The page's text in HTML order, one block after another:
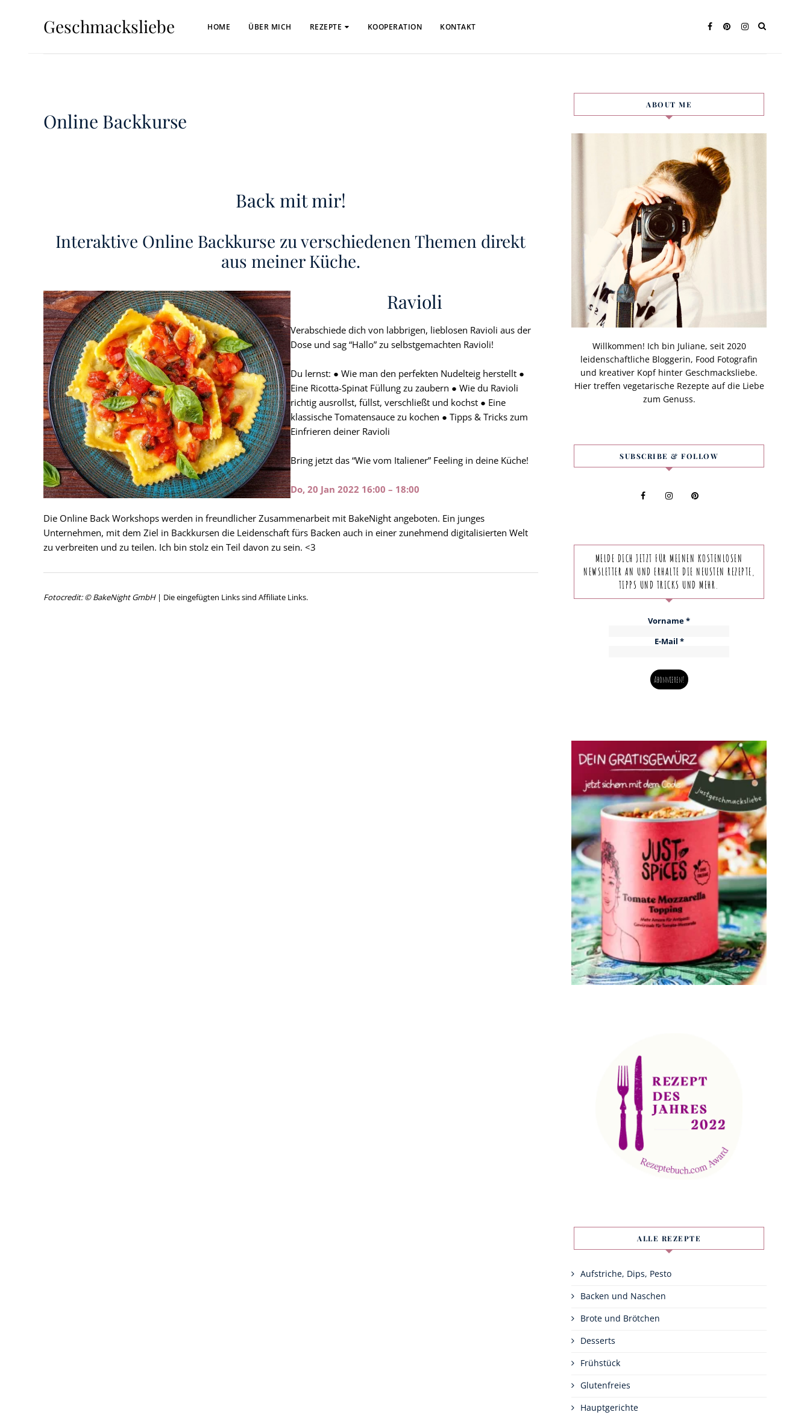
Geschmacksliebe HOME ÜBER MICH REZEPTE KOOPERATION KONTAKT
Online Backkurse
Back mit mir!
Interaktive Online Backkurse zu verschiedenen Themen direkt
aus meiner Küche.
Ravioli
Verabschiede dich von labbrigen, lieblosen Ravioli aus der
Dose und sag “Hallo” zu selbstgemachten Ravioli!
Du lernst: ● Wie man den perfekten Nudelteig herstellt ●
Eine Ricotta-Spinat Füllung zu zaubern ● Wie du Ravioli
richtig ausrollst, füllst, verschließt und kochst ● Eine
klassische Tomatensauce zu kochen ● Tipps & Tricks zum
Einfrieren deiner Ravioli
Bring jetzt das “Wie vom Italiener” Feeling in deine Küche!
Do, 20 Jan 2022 16:00 – 18:00
Die Online Back Workshops werden in freundlicher Zusammenarbeit mit BakeNight angeboten. Ein junges
Unternehmen, mit dem Ziel in Backkursen die Leidenschaft fürs Backen auch in einer zunehmend digitalisierten Welt
zu verbreiten und zu teilen. Ich bin stolz ein Teil davon zu sein. <3
Fotocredit: © BakeNight GmbH| Die eingefügten Links sind Affiliate Links.
ABOUT ME
Willkommen! Ich bin Juliane, seit 2020
leidenschaftliche Bloggerin, Food Fotografin
und kreativer Kopf hinter Geschmacksliebe.
Hier treffen vegetarische Rezepte auf die Liebe
zum Genuss.
SUBSCRIBE & FOLLOW
MELDE DICH JETZT FÜR MEINEN KOSTENLOSEN
NEWSLETTER AN UND ERHALTE DIE NEUSTEN REZEPTE,
TIPPS UND TRICKS UND MEHR.
Vorname*
E-Mail *
ALLE REZEPTE
Aufstriche, Dips, Pesto
Backen und Naschen
Brote und Brötchen
Desserts
Frühstück
Glutenfreies
Hauptgerichte